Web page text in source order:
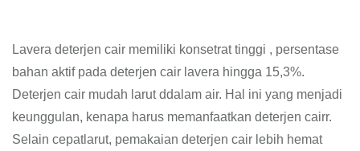
Lavera deterjen cair memiliki konsetrat tinggi , persentase
bahan aktif pada deterjen cair lavera hingga 15,3%.
Deterjen cair mudah larut ddalam air. Hal ini yang menjadi
keunggulan, kenapa harus memanfaatkan deterjen cairr.
Selain cepatlarut, pemakaian deterjen cair lebih hemat